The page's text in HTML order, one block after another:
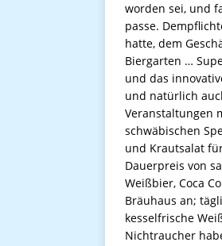
worden sei, und
passe.
hatte, dem
Biergarten …
und das
und natürlich
Veranstaltungen
schwäbischen
und Krautsalat
Dauerpreis von
Weißbier, Coca
Bräuhaus an;
kesselfrische
Nichtraucher